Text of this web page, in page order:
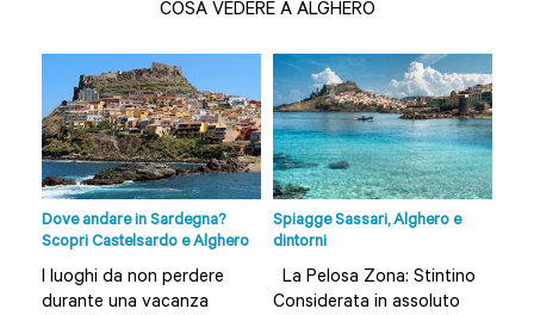
COSA VEDERE A ALGHERO
Dove andare in Sardegna?
Scopri Castelsardo e Alghero
I luoghi da non perdere
durante una vacanza
Spiagge Sassari, Alghero e
dintorni
La Pelosa Zona: Stintino
Considerata in assoluto